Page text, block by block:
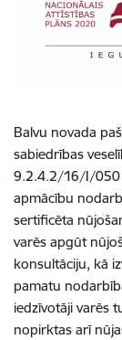
Balvu novada
sabiedrības
9.2.4.2/16/I/050
apmācību
sertificēta
varēs apgūt
konsultāciju, kā
pamatu
iedzīvotāji varēs
nopirktas arī